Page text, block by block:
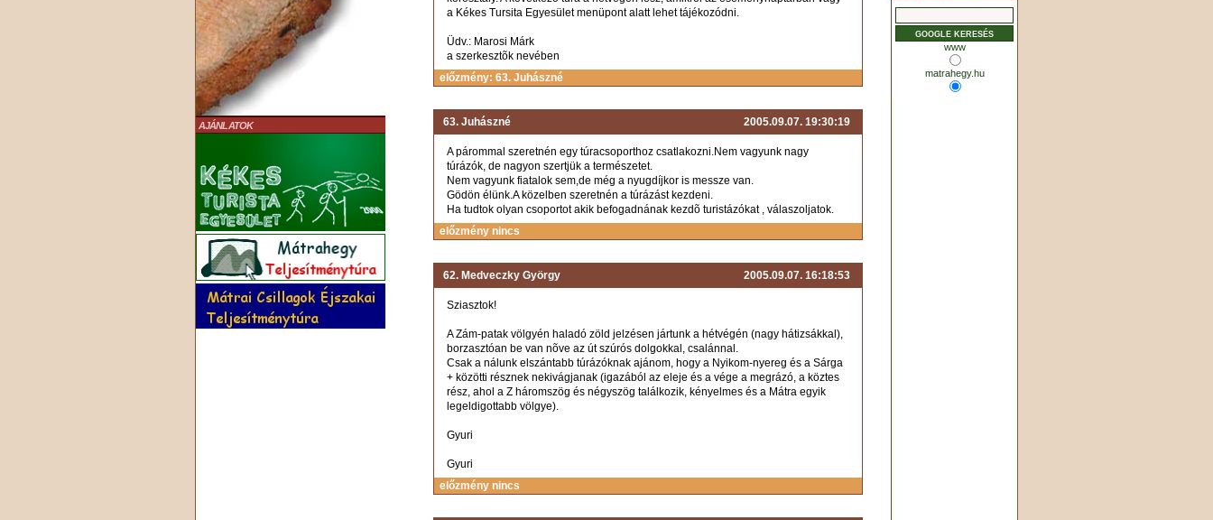
AJÁNLATOK
a Kékes Tursita Egyesület menüpont alatt lehet tájékozódni.
Üdv.: Marosi Márk
a szerkesztõk nevében
előzmény: 63. Juhászné
63. Juhászné 2005.09.07. 19:30:19
A párommal szeretnén egy túracsoporthoz csatlakozni.Nem vagyunk nagy
túrázók, de nagyon szertjük a természetet.
Nem vagyunk fiatalok sem,de még a nyugdíjkor is messze van.
Gödön élünk.A közelben szeretnén a túrázást kezdeni.
Ha tudtok olyan csoportot akik befogadnának kezdõ turistázókat , válaszoljatok.
előzmény nincs
62. Medveczky György 2005.09.07. 16:18:53
Sziasztok!
A Zám-patak völgyén haladó zöld jelzésen jártunk a hétvégén (nagy hátizsákkal),
borzasztóan be van nõve az út szúrós dolgokkal, csalánnal.
Csak a nálunk elszántabb túrázóknak ajánom, hogy a Nyikom-nyereg és a Sárga
+ közötti résznek nekivágjanak (igazából az eleje és a vége a megrázó, a köztes
rész, ahol a Z háromszög és négyszög találkozik, kényelmes és a Mátra egyik
legeldigottabb völgye).
Gyuri
Gyuri
előzmény nincs
www
matrahegy.hu